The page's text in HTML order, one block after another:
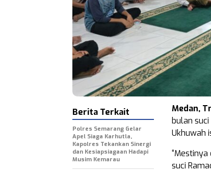
Medan,
bulan
Ukhuwah
suci
Berita Terkait
Polres Semarang Gelar
Apel Siaga Karhutla,
Kapolres Tekankan Sinergi
dan Kesiapsiagaan Hadapi
Musim Kemarau